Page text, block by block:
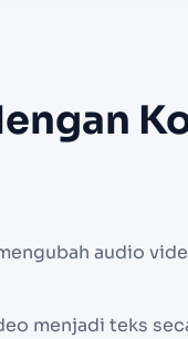
audio
menjadi teks